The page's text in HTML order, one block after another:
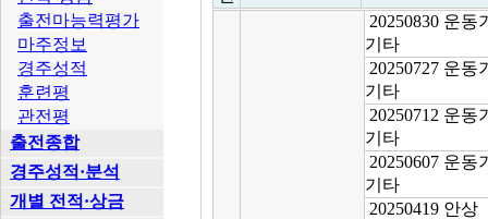
출전마능력평가
마주정보
경주성적
훈련평
관전평
출전종합
경주성적·분석
개별 전적·상금
20250830 운동
기타
20250727 운동
기타
20250712 운동
기타
20250607 운동
기타
20250419 안상